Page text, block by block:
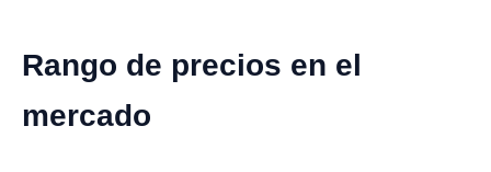
Rango de precios en el
mercado